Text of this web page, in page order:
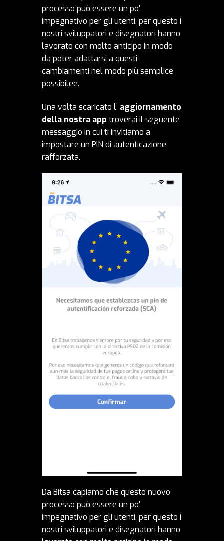
processo può essere un po’
impegnativo per gli utenti, per questo i
nostri sviluppatori e disegnatori hanno
lavorato con molto anticipo in modo
da poter adattarsi a questi
cambiamenti nel modo più semplice
possibilee.
Una volta scaricato l’ aggiornamento
della nostra app troverai il seguente
messaggio in cui ti invitiamo a
impostare un PIN di autenticazione
rafforzata.
Da Bitsa capiamo che questo nuovo
processo può essere un po’
impegnativo per gli utenti, per questo i
nostri sviluppatori e disegnatori hanno